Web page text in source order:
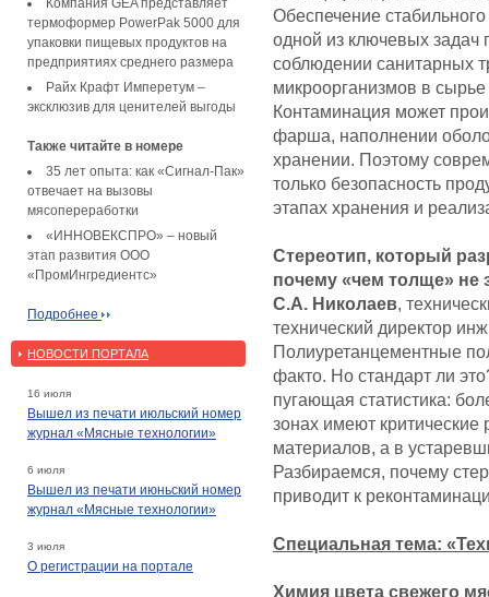
термоформер PowerPak 5000 для
упаковки пищевых продуктов на
предприятиях среднего размера
Райх Крафт Имперетум –
эксклюзив для ценителей выгоды
Также читайте в номере
35 лет опыта: как «Сигнал-Пак»
отвечает на вызовы
мясопереработки
«ИННОВЕКСПРО» – новый
этап развития ООО
«ПромИнгредиентс»
Подробнее
НОВОСТИ ПОРТАЛА
16 июля
Вышел из печати июльский номер
журнал «Мясные технологии»
6 июля
Вышел из печати июньский номер
журнал «Мясные технологии»
3 июля
О регистрации на портале
Обеспечение
одной из ключевых задач
соблюдении санитарных
микроорганизмов в
Контаминация может
фарша, наполнении
хранении. Поэтому
только безопасность
этапах хранения и
Стереотип, который
почему «чем толще» не
С.А. Николаев,
технический директор
Полиуретанцементные
факто. Но стандарт ли
пугающая статистика:
зонах имеют
материалов, а в
Разбираемся, почему
приводит к
Специальная тема:
Химия цвета свежего